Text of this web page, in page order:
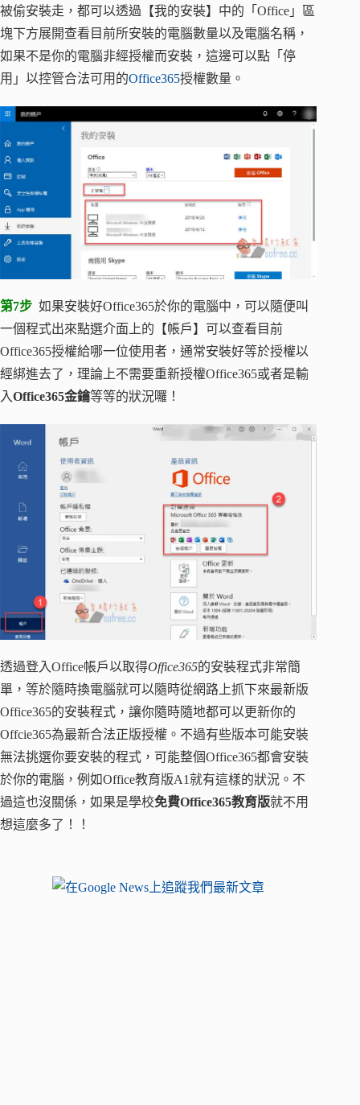
被偷安裝走，都可以透過【我的安裝】中的「Office」區
塊下方展開查看目前所安裝的電腦數量以及電腦名稱，
如果不是你的電腦非經授權而安裝，這邊可以點「停
用」以控管合法可用的Office365授權數量。
第7步 如果安裝好Office365於你的電腦中，可以隨便叫
一個程式出來點選介面上的【帳戶】可以查看目前
Office365授權給哪一位使用者，通常安裝好等於授權以
經綁進去了，理論上不需要重新授權Office365或者是輸
入Office365金鑰等等的狀況囉！
透過登入Office帳戶以取得Office365的安裝程式非常簡
單，等於隨時換電腦就可以隨時從網路上抓下來最新版
Office365的安裝程式，讓你隨時隨地都可以更新你的
Offcie365為最新合法正版授權。不過有些版本可能安裝
無法挑選你要安裝的程式，可能整個Office365都會安裝
於你的電腦，例如Office教育版A1就有這樣的狀況。不
過這也沒關係，如果是學校免費Office365教育版就不用
想這麼多了！！